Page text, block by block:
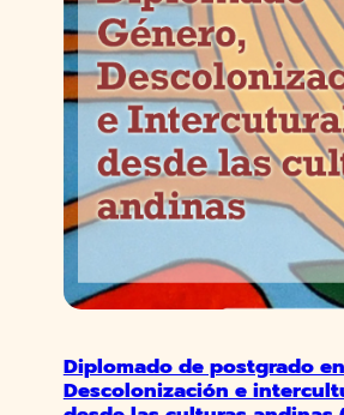
Diplomado de postgrado
Descolonización e